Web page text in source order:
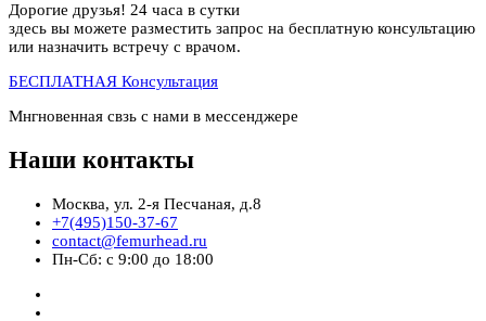
Дорогие друзья! 24 часа в сутки
здесь вы можете разместить запрос на бесплатную консультацию
или назначить встречу с врачом.
БЕСПЛАТНАЯ Консультация
Мнгновенная свзь с нами в мессенджере
Наши контакты
Москва, ул. 2-я Песчаная, д.8
+7(495)150-37-67
contact@femurhead.ru
Пн-Сб: с 9:00 до 18:00